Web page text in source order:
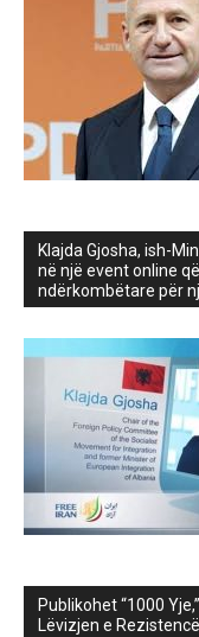
Klajda Gjosha, ish-
në një event online
ndërkombëtare për
Publikohet “1000
Lëvizjen e